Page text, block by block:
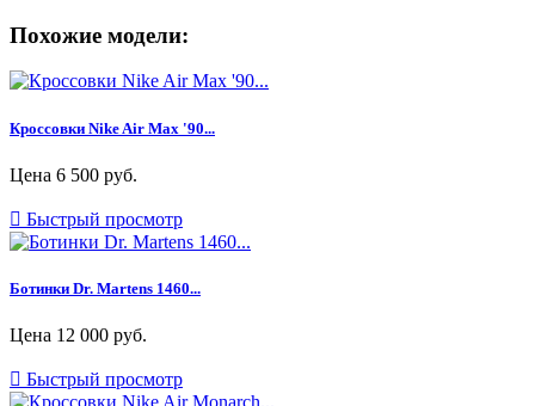
Похожие модели:
Кроссовки Nike Air Max '90...
Цена 6 500 руб.
 Быстрый просмотр
Ботинки Dr. Martens 1460...
Цена 12 000 руб.
 Быстрый просмотр